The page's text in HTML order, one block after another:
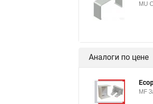
MU
Аналоги по цене
MF